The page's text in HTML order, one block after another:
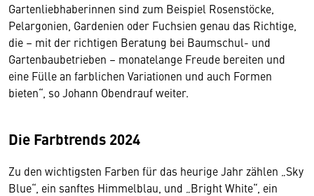
Gartenliebhaberinnen sind zum Beispiel Rosenstöcke,
Pelargonien, Gardenien oder Fuchsien genau das Richtige,
die – mit der richtigen Beratung bei Baumschul- und
Gartenbaubetrieben – monatelange Freude bereiten und
eine Fülle an farblichen Variationen und auch Formen
bieten“, so Johann Obendrauf weiter.
Die Farbtrends 2024
Zu den wichtigsten Farben für das heurige Jahr zählen „Sky
Blue“, ein sanftes Himmelblau, und „Bright White“, ein